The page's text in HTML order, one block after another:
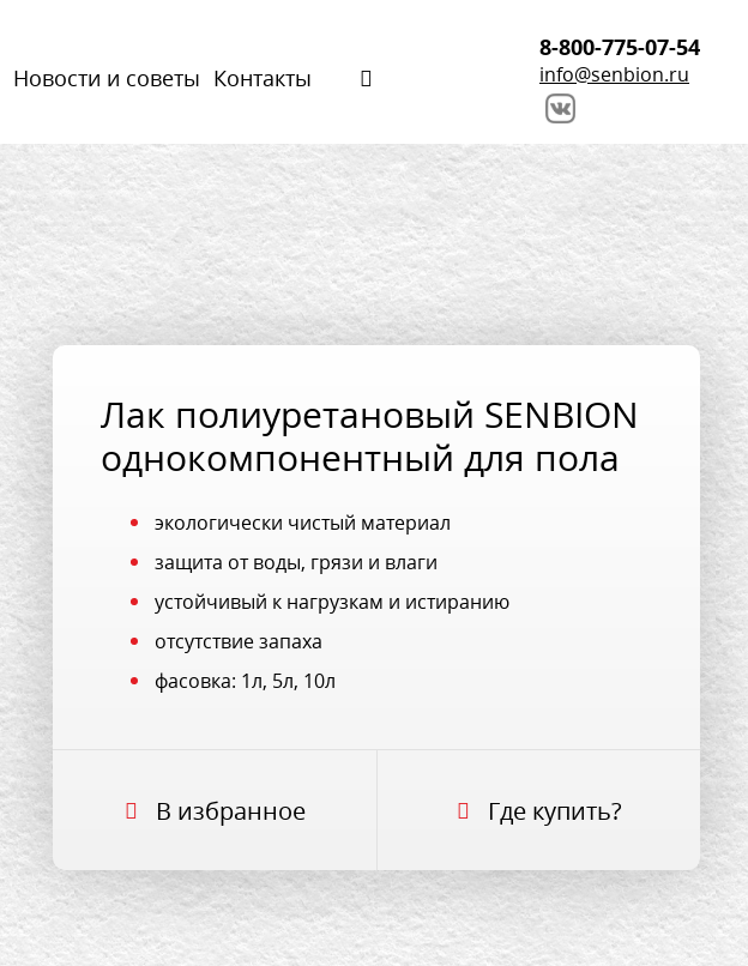
Новости и советы Контакты
8-800-775-07-54
info@senbion.ru
Лак полиуретановый SENBION
однокомпонентный для пола
экологически чистый материал
защита от воды, грязи и влаги
устойчивый к нагрузкам и истиранию
отсутствие запаха
фасовка: 1л, 5л, 10л
В избранное Где купить?